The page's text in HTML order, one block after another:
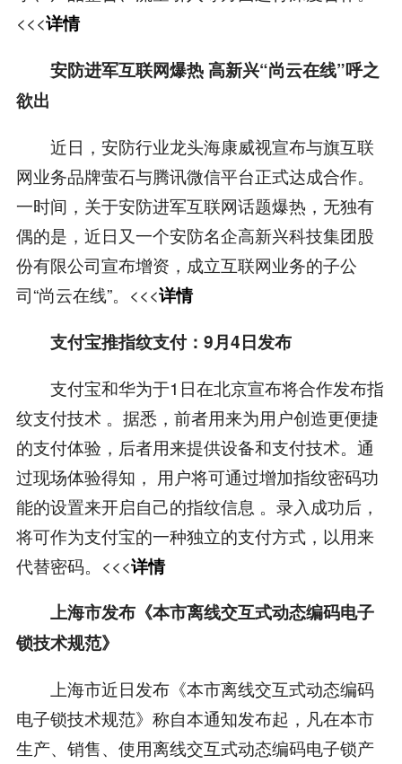
<<<详情
安防进军互联网爆热 高新兴“尚云在线”呼之
欲出
近日，安防行业龙头海康威视宣布与旗互联
网业务品牌萤石与腾讯微信平台正式达成合作。
一时间，关于安防进军互联网话题爆热，无独有
偶的是，近日又一个安防名企高新兴科技集团股
份有限公司宣布增资，成立互联网业务的子公
司“尚云在线”。<<<详情
支付宝推指纹支付：9月4日发布
支付宝和华为于1日在北京宣布将合作发布指
纹支付技术 。据悉，前者用来为用户创造更便捷
的支付体验，后者用来提供设备和支付技术。通
过现场体验得知， 用户将可通过增加指纹密码功
能的设置来开启自己的指纹信息 。录入成功后，
将可作为支付宝的一种独立的支付方式，以用来
代替密码。<<<详情
上海市发布《本市离线交互式动态编码电子
锁技术规范》
上海市近日发布《本市离线交互式动态编码
电子锁技术规范》称自本通知发布起，凡在本市
生产、销售、使用离线交互式动态编码电子锁产